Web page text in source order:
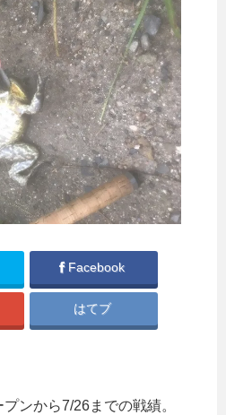
Facebook
はてブ
ンから7/26までの戦績。